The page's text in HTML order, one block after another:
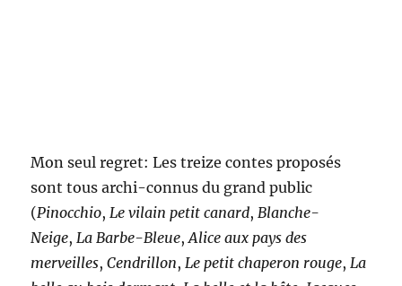
Mon seul regret: Les treize contes proposés
sont tous archi-connus du grand public
(Pinocchio, Le vilain petit canard, Blanche-
Neige, La Barbe-Bleue,Alice aux pays des
merveilles,Cendrillon, Le petit chaperon rouge, La